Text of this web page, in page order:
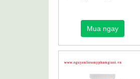
Mua ngay